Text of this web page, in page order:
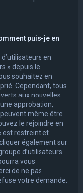
puis-je en
en
» depuis le
souhaitez en
Cependant, tous
aux nouvelles
approbation,
peuvent même être
le rejoindre en
est restreint et
également sur
d’utilisateurs
vous
de ne pas
votre demande.